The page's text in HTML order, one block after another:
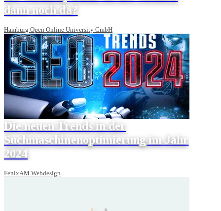
dann noch da?
Hamburg Open Online University GmbH
Die neuen Trends in der
Suchmaschinenoptimierung im Jahr
2024
FenixAM Webdesign